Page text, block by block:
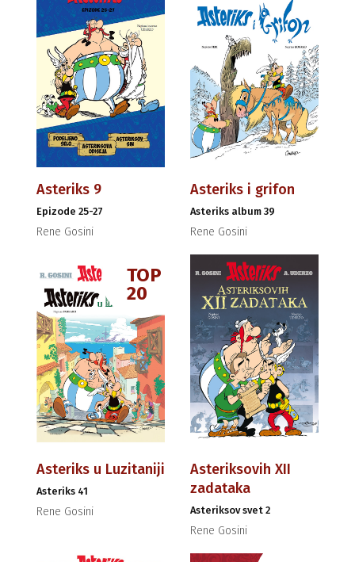
Asteriks 9
Epizode 25-27
Rene Gosini
Asteriks i grifon
Asteriks album 39
Rene Gosini
TOP
20
Asteriks u Luzitaniji
Asteriks 41
Rene Gosini
Asteriksovih XII
zadataka
Asteriksov svet 2
Rene Gosini